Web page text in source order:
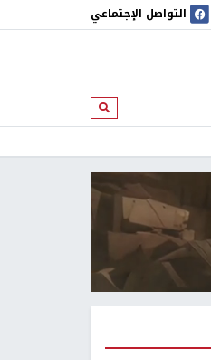
التواصل الإجتماعي
ابحث